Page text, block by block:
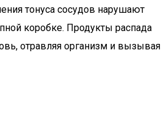
тонуса сосудов нарушают
коробке. Продукты распада
отравляя организм и вызывая